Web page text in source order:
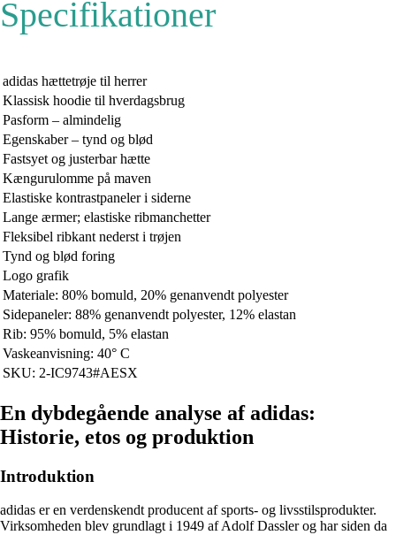
Specifikationer
adidas hættetrøje til herrer
Klassisk hoodie til hverdagsbrug
Pasform – almindelig
Egenskaber – tynd og blød
Fastsyet og justerbar hætte
Kængurulomme på maven
Elastiske kontrastpaneler i siderne
Lange ærmer; elastiske ribmanchetter
Fleksibel ribkant nederst i trøjen
Tynd og blød foring
Logo grafik
Materiale: 80% bomuld, 20% genanvendt polyester
Sidepaneler: 88% genanvendt polyester, 12% elastan
Rib: 95% bomuld, 5% elastan
Vaskeanvisning: 40° C
SKU: 2-IC9743#AESX
En dybdegående analyse af adidas:
Historie, etos og produktion
Introduktion
adidas er en verdenskendt producent af sports- og livsstilsprodukter.
Virksomheden blev grundlagt i 1949 af Adolf Dassler og har siden da